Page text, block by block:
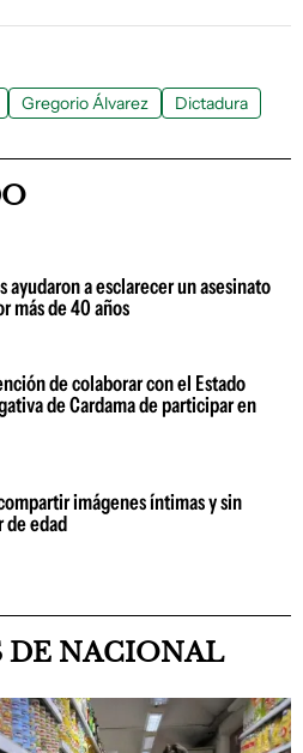
Gregorio Álvarez Dictadura
a esclarecer un asesinato
más de 40 años
de colaborar con el Estado
de Cardama de participar en
imágenes íntimas y sin
de edad
DE NACIONAL